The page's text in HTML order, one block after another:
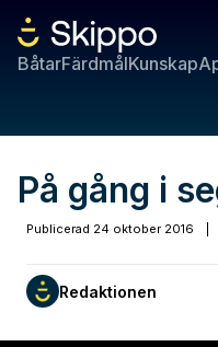
BåtarFärdmålKunskap
På gång i
Publicerad 24 oktober 2016
Redaktionen